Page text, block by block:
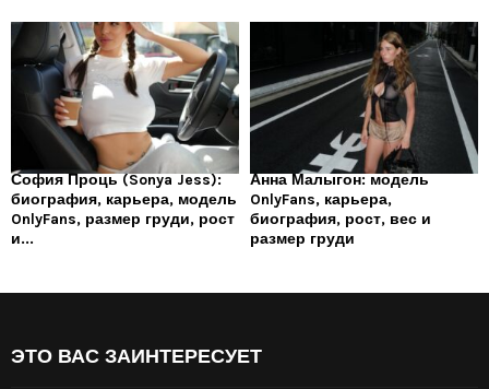
София Проць (Sonya Jess):
биография, карьера, модель
OnlyFans, размер груди, рост
и...
Анна Малыгон: модель
OnlyFans, карьера,
биография, рост, вес и
размер груди
ЭТО ВАС ЗАИНТЕРЕСУЕТ